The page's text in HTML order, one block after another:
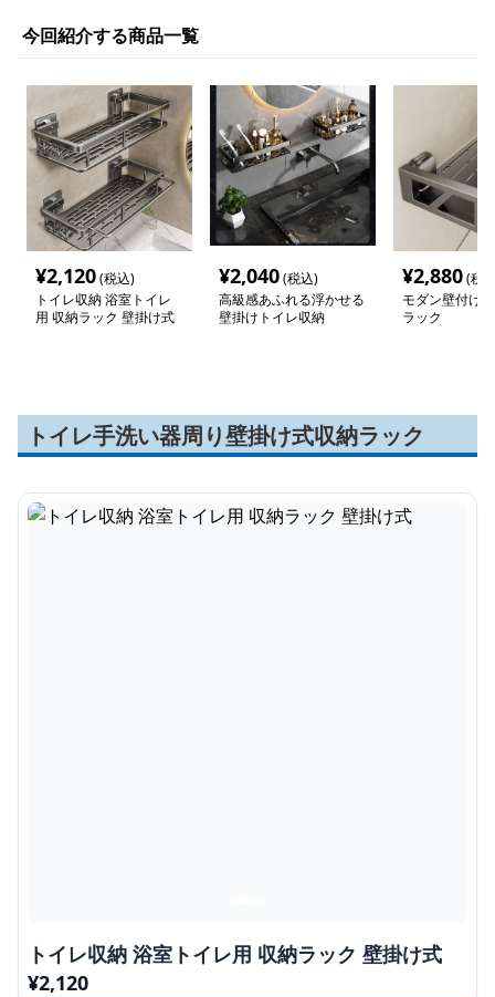
今回紹介する商品一覧
¥2,120(税込)
トイレ収納 浴室トイレ
用 収納ラック 壁掛け式
¥2,040(税込)
高級感あふれる浮かせる
壁掛けトイレ収納
¥2,880(税
モダン壁付け
ラック
トイレ手洗い器周り壁掛け式収納ラック
トイレ収納 浴室トイレ用 収納ラック 壁掛け式
¥2,120